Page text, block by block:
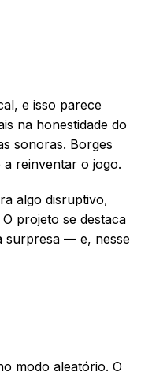
e isso parece
na honestidade do
sonoras. Borges
reinventar o jogo.
algo disruptivo,
projeto se destaca
surpresa — e, nesse
modo aleatório. O